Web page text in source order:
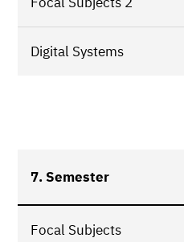
Digital Systems
7. Semester
Focal Subjects